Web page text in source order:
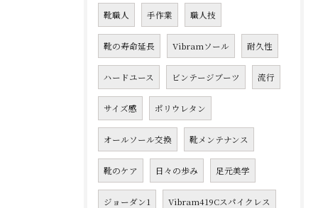
靴職人 手作業 職人技
靴の寿命延長 Vibramソール 耐久性
ハードユース ビンテージブーツ 流行
サイズ感 ポリウレタン
オールソール交換 靴メンテナンス
靴のケア 日々の歩み 足元美学
ジョーダン1 Vibram419Cスパイクレス